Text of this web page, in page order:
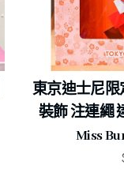
東京迪士尼限
裝飾 注連繩
Miss